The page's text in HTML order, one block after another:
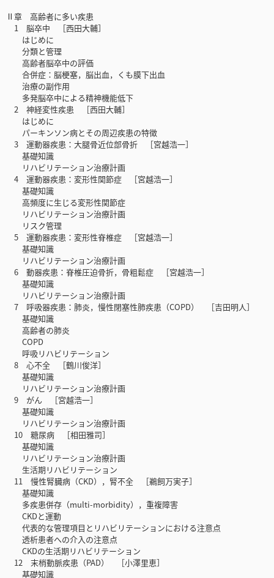
Ⅱ章 高齢者に多い疾患
1 脳卒中 ［西田大輔］
はじめに
分類と管理
高齢者脳卒中の評価
合併症：脳梗塞，脳出血，くも膜下出血
治療の副作用
多発脳卒中による精神機能低下
2 神経変性疾患 ［西田大輔］
はじめに
パーキンソン病とその周辺疾患の特徴
3 運動器疾患：大腿骨近位部骨折 ［宮越浩一］
基礎知識
リハビリテーション治療計画
4 運動器疾患：変形性関節症 ［宮越浩一］
基礎知識
高頻度に生じる変形性関節症
リハビリテーション治療計画
リスク管理
5 運動器疾患：変形性脊椎症 ［宮越浩一］
基礎知識
リハビリテーション治療計画
6 動器疾患：脊椎圧迫骨折，骨粗鬆症 ［宮越浩一］
基礎知識
リハビリテーション治療計画
7 呼吸器疾患：肺炎，慢性閉塞性肺疾患（COPD） ［吉田明人］
基礎知識
高齢者の肺炎
COPD
呼吸リハビリテーション
8 心不全 ［鶴川俊洋］
基礎知識
リハビリテーション治療計画
9 がん ［宮越浩一］
基礎知識
リハビリテーション治療計画
10 糖尿病 ［相田雅司］
基礎知識
リハビリテーション治療計画
生活期リハビリテーション
11 慢性腎臓病（CKD），腎不全 ［鵜飼万実子］
基礎知識
多疾患併存（multi-morbidity），重複障害
CKDと運動
代表的な管理項目とリハビリテーションにおける注意点
透析患者への介入の注意点
CKDの生活期リハビリテーション
12 末梢動脈疾患（PAD） ［小澤里恵］
基礎知識